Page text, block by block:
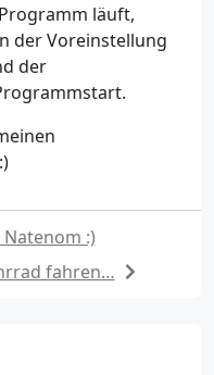
läuft,
der Voreinstellung
der
:)
fahren…